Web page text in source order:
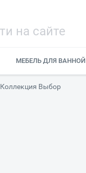
МЕБЕЛЬ ДЛЯ ВАННОЙ
Коллекция Выбор